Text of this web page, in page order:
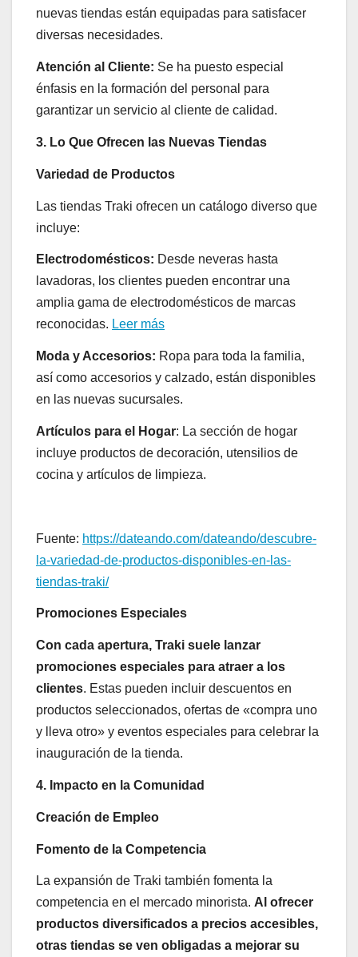
nuevas tiendas están equipadas para satisfacer
diversas necesidades.
Atención al Cliente: Se ha puesto especial
énfasis en la formación del personal para
garantizar un servicio al cliente de calidad.
3. Lo Que Ofrecen las Nuevas Tiendas
Variedad de Productos
Las tiendas Traki ofrecen un catálogo diverso que
incluye:
Electrodomésticos: Desde neveras hasta
lavadoras, los clientes pueden encontrar una
amplia gama de electrodomésticos de marcas
reconocidas. Leer más
Moda y Accesorios: Ropa para toda la familia,
así como accesorios y calzado, están disponibles
en las nuevas sucursales.
Artículos para el Hogar: La sección de hogar
incluye productos de decoración, utensilios de
cocina y artículos de limpieza.
Fuente: https://dateando.com/dateando/descubre-
la-variedad-de-productos-disponibles-en-las-
tiendas-traki/
Promociones Especiales
Con cada apertura, Traki suele lanzar
promociones especiales para atraer a los
clientes. Estas pueden incluir descuentos en
productos seleccionados, ofertas de «compra uno
y lleva otro» y eventos especiales para celebrar la
inauguración de la tienda.
4. Impacto en la Comunidad
Creación de Empleo
Fomento de la Competencia
La expansión de Traki también fomenta la
competencia en el mercado minorista. Al ofrecer
productos diversificados a precios accesibles,
otras tiendas se ven obligadas a mejorar su